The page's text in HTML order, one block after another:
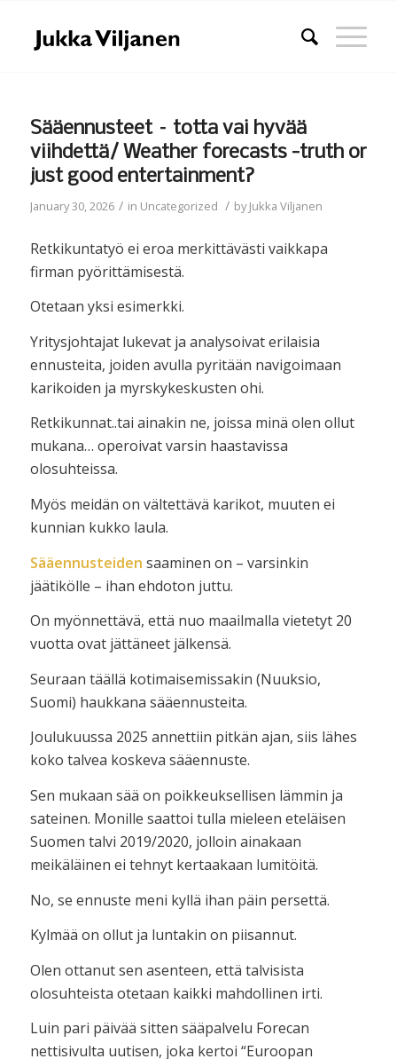
Sääennusteet – totta vai hyvää
viihdettä/ Weather forecasts -truth or
just good entertainment?
January 30, 2026 / in Uncategorized / byJukka Viljanen
Retkikuntatyö ei eroa merkittävästi vaikkapa
firman pyörittämisestä.
Otetaan yksi esimerkki.
Yritysjohtajat lukevat ja analysoivat erilaisia
ennusteita, joiden avulla pyritään navigoimaan
karikoiden ja myrskykeskusten ohi.
Retkikunnat..tai ainakin ne, joissa minä olen ollut
mukana… operoivat varsin haastavissa
olosuhteissa.
Myös meidän on vältettävä karikot, muuten ei
kunnian kukko laula.
Sääennusteiden saaminen on – varsinkin
jäätikölle – ihan ehdoton juttu.
On myönnettävä, että nuo maailmalla vietetyt 20
vuotta ovat jättäneet jälkensä.
Seuraan täällä kotimaisemissakin (Nuuksio,
Suomi) haukkana sääennusteita.
Joulukuussa 2025 annettiin pitkän ajan, siis lähes
koko talvea koskeva sääennuste.
Sen mukaan sää on poikkeuksellisen lämmin ja
sateinen. Monille saattoi tulla mieleen eteläisen
Suomen talvi 2019/2020, jolloin ainakaan
meikäläinen ei tehnyt kertaakaan lumitöitä.
No, se ennuste meni kyllä ihan päin persettä.
Kylmää on ollut ja luntakin on piisannut.
Olen ottanut sen asenteen, että talvisista
olosuhteista otetaan kaikki mahdollinen irti.
Luin pari päivää sitten sääpalvelu Forecan
nettisivulta uutisen, joka kertoi “Euroopan